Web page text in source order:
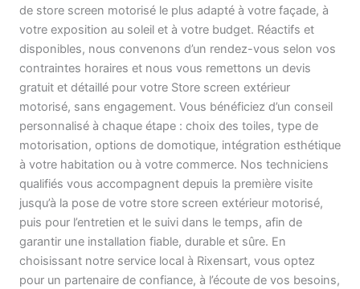
de store screen motorisé le plus adapté à votre façade, à
votre exposition au soleil et à votre budget. Réactifs et
disponibles, nous convenons d’un rendez-vous selon vos
contraintes horaires et nous vous remettons un devis
gratuit et détaillé pour votre Store screen extérieur
motorisé, sans engagement. Vous bénéficiez d’un conseil
personnalisé à chaque étape : choix des toiles, type de
motorisation, options de domotique, intégration esthétique
à votre habitation ou à votre commerce. Nos techniciens
qualifiés vous accompagnent depuis la première visite
jusqu’à la pose de votre store screen extérieur motorisé,
puis pour l’entretien et le suivi dans le temps, afin de
garantir une installation fiable, durable et sûre. En
choisissant notre service local à Rixensart, vous optez
pour un partenaire de confiance, à l’écoute de vos besoins,